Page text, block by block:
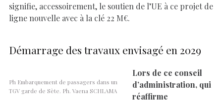
signifie, accessoirement, le soutien de l’UE à ce projet de
ligne nouvelle avec à la clé 22 M€.
Démarrage des travaux envisagé en 2029
Ph Embarquement de passagers dans un
TGV garde de Sète. Ph. Vaena SCHLAMA
Lors de ce conseil
d’administration, qui
réaffirme